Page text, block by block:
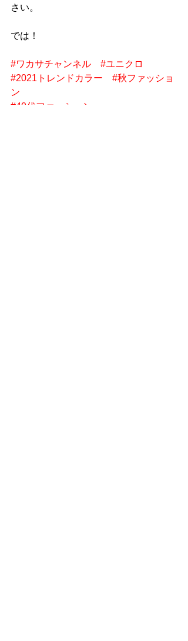
さい。
では！
#ワカサチャンネル
#ユニクロ
#2021トレンドカラー
#秋ファッショ
ン
#40代ファッション